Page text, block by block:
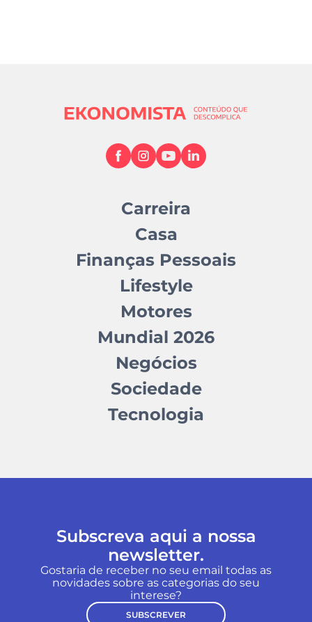
Carreira
Casa
Finanças Pessoais
Lifestyle
Motores
Mundial 2026
Negócios
Sociedade
Tecnologia
Subscreva aqui a nossa
newsletter.
Gostaria de receber no seu email todas as
novidades sobre as categorias do seu
interese?
SUBSCREVER